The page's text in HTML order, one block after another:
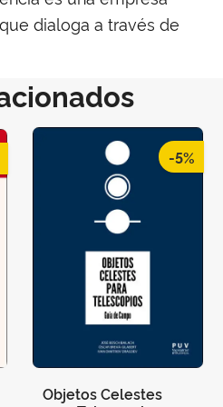
dialoga a través de
-5%
Objetos Celestes